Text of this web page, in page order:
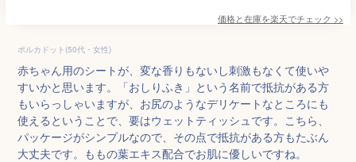
価格と在庫を楽天でチェック >>
ポルカドット(50代・女性)
赤ちゃん用のシートが、変な香りもないし刺激もなくて使いや
すいかと思います。「おしりふき」という名前で抵抗がある方
もいらっしゃいますが、お尻のようなデリケートなところにも
使えるということで、要はウェットティッシュです。こちら、
パッケージがシンプルなので、その点で抵抗がある方もたぶん
大丈夫です。ももの葉エキス配合でお肌に優しいですね。